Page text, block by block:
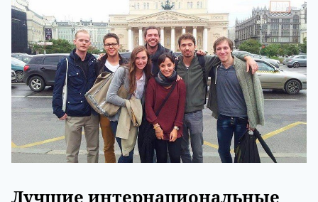
Лучшие интернациональные